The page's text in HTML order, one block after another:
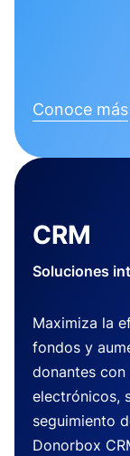
Conoce más
CRM
Soluciones
Maximiza la
fondos y
donantes
electrónicos,
seguimiento
Donorbox